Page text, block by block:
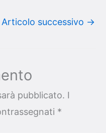
Articolo successivo →
pubblicato. I
*